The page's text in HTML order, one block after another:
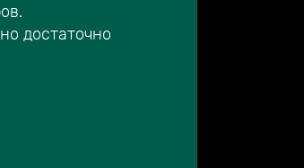
достаточно